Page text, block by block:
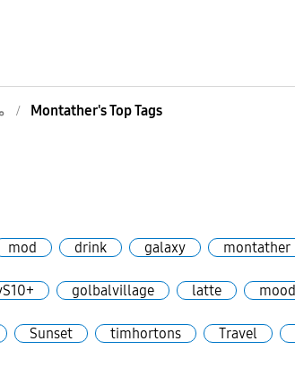
Montather's Top Tags
mod drink galaxy montather
golbalvillage latte mood
Sunset timhortons Travel